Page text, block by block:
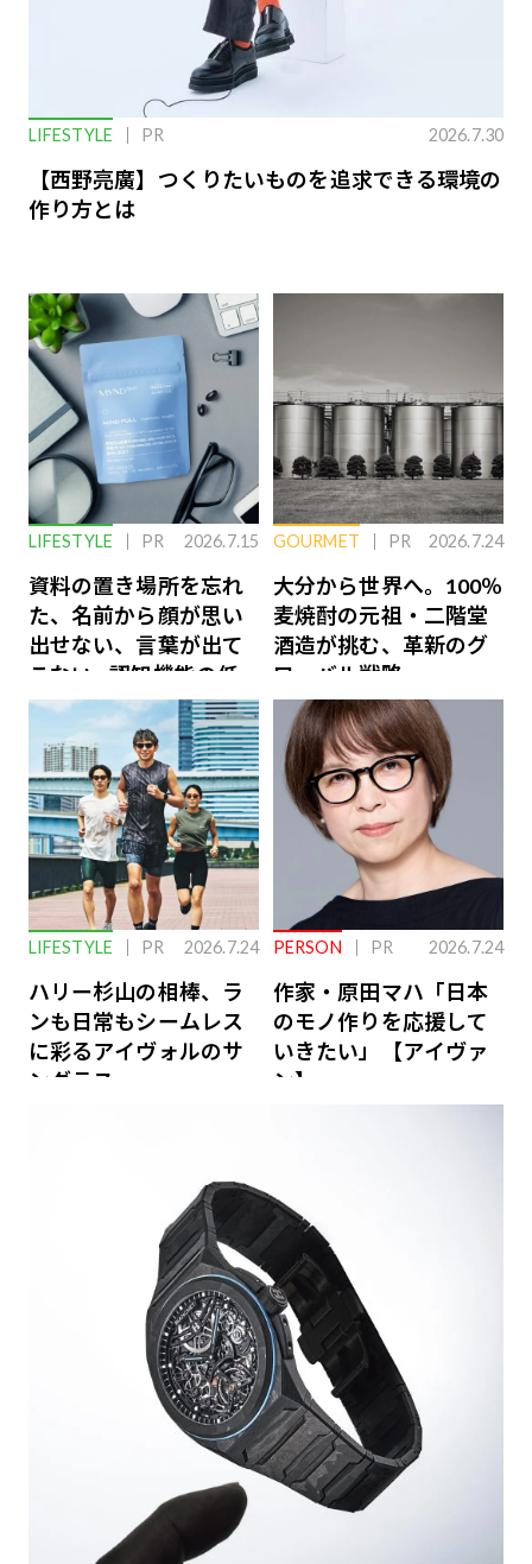
LIFESTYLE PR 2026.7.30
【西野亮廣】つくりたいものを追求できる環境の
作り方とは
LIFESTYLE PR 2026.7.15
資料の置き場所を忘れ
た、名前から顔が思い
出せない、言葉が出て
こない…認知機能の低
下を救う、脳のインナ
ーケアとは
GOURMET PR 2026.7.24
大分から世界へ。100％
麦焼酎の元祖・二階堂
酒造が挑む、革新のグ
ローバル戦略
LIFESTYLE PR 2026.7.24
ハリー杉山の相棒、ラ
ンも日常もシームレス
に彩るアイヴォルのサ
ングラス
PERSON PR 2026.7.24
作家・原田マハ「日本
のモノ作りを応援して
いきたい」【アイヴァ
ン】